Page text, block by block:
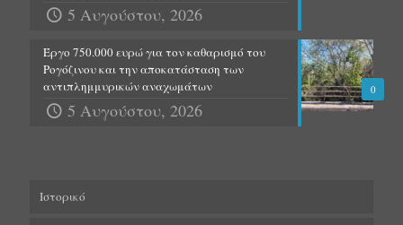
5 Αυγούστου, 2026
0
Έργο 750.000 ευρώ για τον καθαρισμό του
Ρογόζινου και την αποκατάσταση των
αντιπλημμυρικών αναχωμάτων
5 Αυγούστου, 2026
Ιστορικό